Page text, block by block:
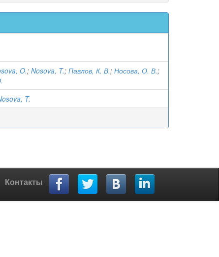
O.; Nosova, T.; Павлов, К. В.; Носова, О. В.;
T.
Контакты